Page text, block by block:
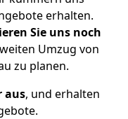
erhalten.
Sie uns noch
Umzug von
zu planen.
aus, und erhalten